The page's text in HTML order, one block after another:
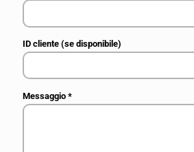
ID cliente (se disponibile)
Messaggio*